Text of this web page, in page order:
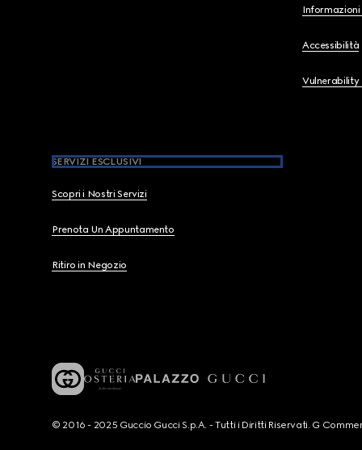
Informazioni
Accessibilità
Vulnerability
SERVIZI ESCLUSIVI
Scopri i Nostri Servizi
Prenota Un Appuntamento
Ritiro in Negozio
© 2016 - 2025 Guccio Gucci S.p.A. - Tutti i Diritti Riservati. G